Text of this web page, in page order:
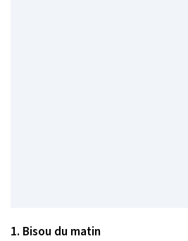
1. Bisou du matin